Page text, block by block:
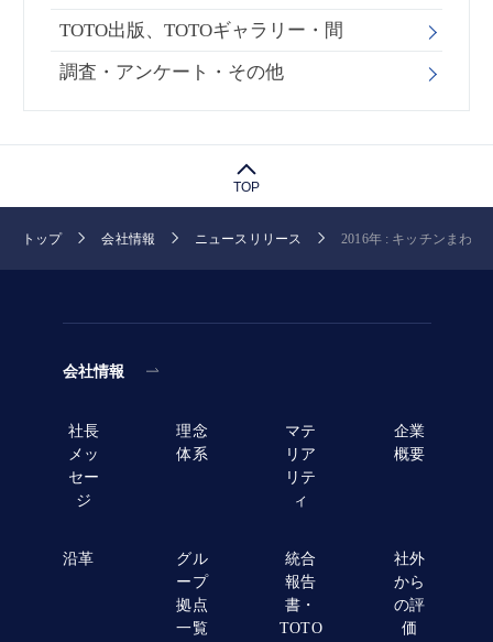
TOTO出版、TOTOギャラリー・間
調査・アンケート・その他
TOP
トップ 会社情報 ニュースリリース 2016年 : キッチンまわり
会社情報
社長
メッ
セー
ジ
理念
体系
マテ
リア
リテ
ィ
企業
概要
沿革
グル
ープ
拠点
一覧
統合
報告
書・
TOTO
社外
から
の評
価